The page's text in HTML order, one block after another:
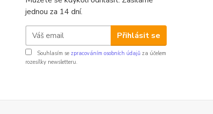
jednou za 14 dní.
Přihlásit se
Souhlasím se zpracováním osobních údajů za účelem
rozesílky newsletteru.